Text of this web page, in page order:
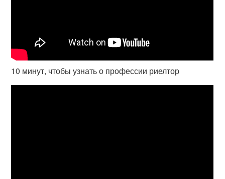
10 минут, чтобы узнать о профессии риелтор